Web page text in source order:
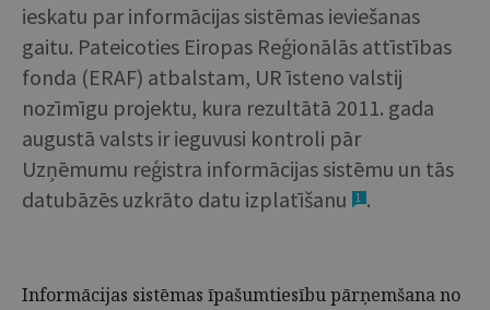
ieskatu par informācijas sistēmas ieviešanas
gaitu. Pateicoties Eiropas Reģionālās attīstības
fonda (ERAF) atbalstam, UR īsteno valstij
nozīmīgu projektu, kura rezultātā 2011. gada
augustā valsts ir ieguvusi kontroli pār
Uzņēmumu reģistra informācijas sistēmu un tās
datubāzēs uzkrāto datu izplatīšanu
1 .
Informācijas sistēmas īpašumtiesību pārņemšana no